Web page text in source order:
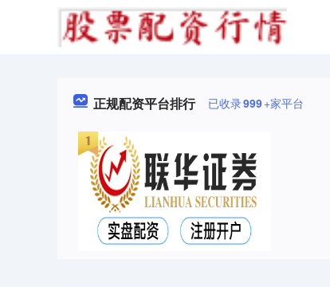
正规配资平台排行 已收录999+家平台